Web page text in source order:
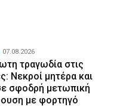
τραγωδία στις
Νεκροί μητέρα και
σφοδρή μετωπική
με φορτηγό
07.08.2026